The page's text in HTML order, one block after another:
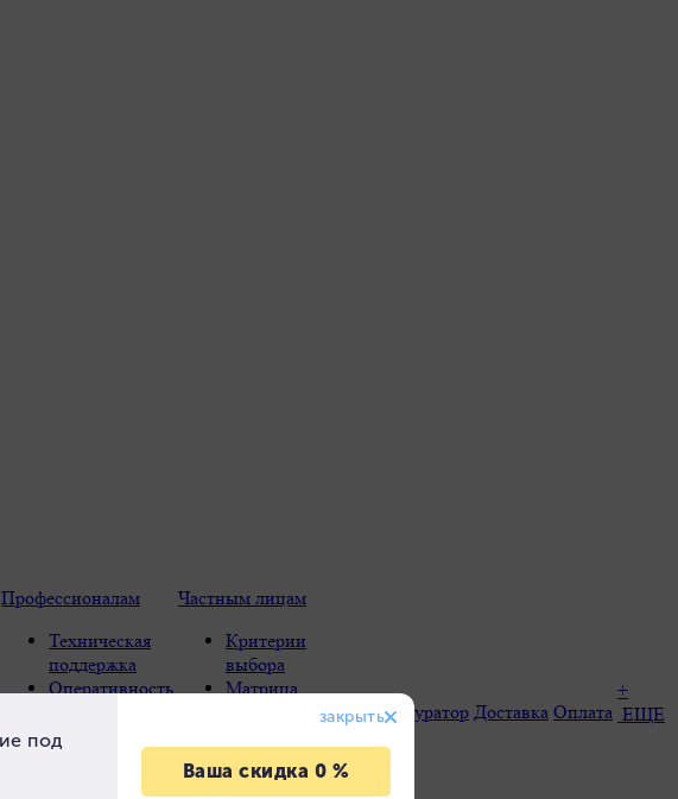
Профессионалам
Техническая
поддержка
Оперативность
Конструктив и
Частным лицам
Критерии
выбора
Матрица
Преимущества
Terrendis
Конфигуратор Доставка Оплата
+
ЕЩЕ